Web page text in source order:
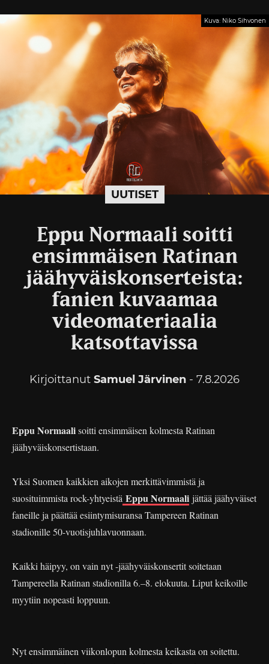
UUTISET
Kuva: Niko Sihvonen
Eppu Normaali soitti
ensimmäisen Ratinan
jäähyväiskonserteista:
fanien kuvaamaa
videomateriaalia
katsottavissa
Kirjoittanut Samuel Järvinen - 7.8.2026
Eppu Normaalisoitti ensimmäisen kolmesta Ratinan
jäähyväiskonsertistaan.
Yksi Suomen kaikkien aikojen merkittävimmistä ja
suosituimmista rock-yhtyeistä Eppu Normaali jättää jäähyväiset
faneille ja päättää esiintymisuransa Tampereen Ratinan
stadionille 50-vuotisjuhlavuonnaan.
Kaikki häipyy, on vain nyt -jäähyväiskonsertit soitetaan
Tampereella Ratinan stadionilla 6.–8. elokuuta. Liput keikoille
myytiin nopeasti loppuun.
Nyt ensimmäinen viikonlopun kolmesta keikasta on soitettu.